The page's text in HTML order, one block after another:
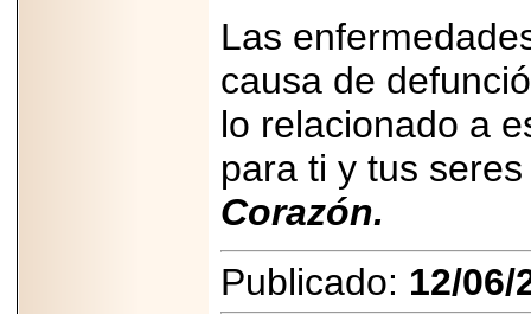
Las
causa de
lo relacionado a
para ti y tus
Corazón.
Publicado: 12/06/